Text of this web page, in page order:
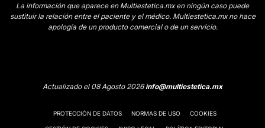
La información que aparece en Multiestetica.mx en ningún caso puede
sustituir la relación entre el paciente y el médico. Multiestetica.mx no hace
apología de un producto comercial o de un servicio.
Actualizado el 08 Agosto 2026info@multiestetica.mx
PROTECCIÓN DE DATOS NORMAS DE USO COOKIES